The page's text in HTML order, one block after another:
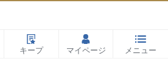
キープ マイページ メニュー